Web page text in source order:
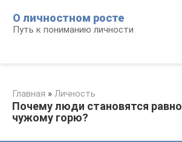
контенту
О личностном росте
Путь к пониманию личности
Главная » Личность
Почему люди становятся
чужому горю?